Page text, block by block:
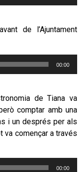
de l’Ajuntament
00:00
de Tiana va
comptar amb una
i un després per als
començar a través
00:00